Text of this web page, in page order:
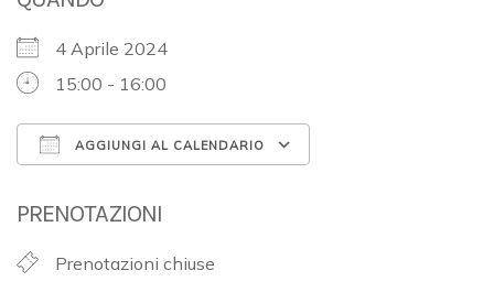
4 Aprile 2024
15:00 - 16:00
AGGIUNGI AL CALENDARIO
PRENOTAZIONI
Prenotazioni chiuse